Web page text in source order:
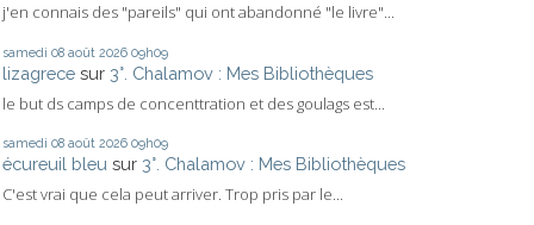
j'en connais des "pareils" qui ont abandonné "le livre"...
samedi 08 août 2026 09h09
lizagrece sur 3°. Chalamov : Mes Bibliothèques
le but ds camps de concenttration et des goulags est...
samedi 08 août 2026 09h09
écureuil bleu sur 3°. Chalamov : Mes Bibliothèques
C'est vrai que cela peut arriver. Trop pris par le...